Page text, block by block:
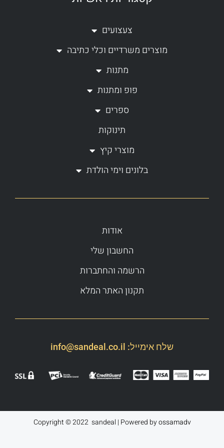
b
o
o
k
f
a
r
a
צעצועים
מוצרים משרדיים וכלי כתיבה
מתנות
פופ ומתנות
ספרים
תינוקות
מוצרי קיץ
בלונים וימי הולדת
אודות
החשבון שלי
הרשמה והחתברות
תקנון האתר המלא
שלח אימייל: info@sandeal.co.il
Copyright © 2022 sandeal | Powered byossamadv